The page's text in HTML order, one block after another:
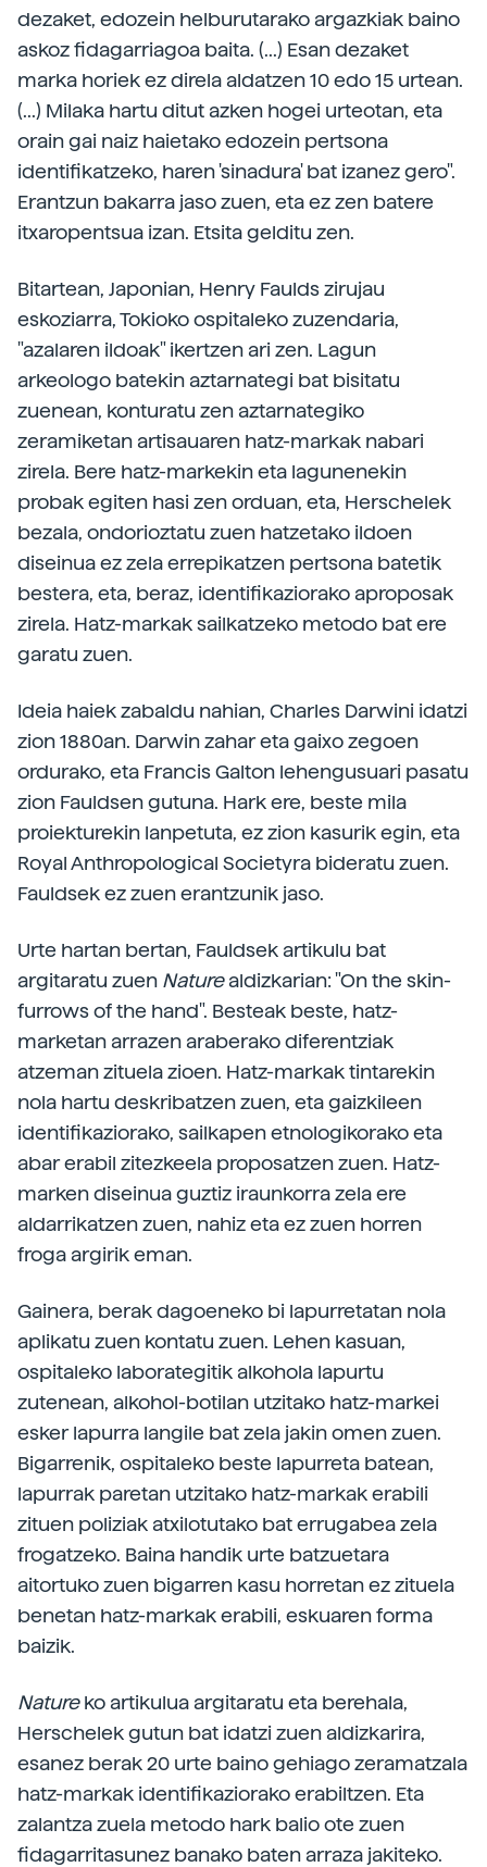
dezaket, edozein helburutarako argazkiak baino
askoz fidagarriagoa baita. (...) Esan dezaket
marka horiek ez direla aldatzen 10 edo 15 urtean.
(...) Milaka hartu ditut azken hogei urteotan, eta
orain gai naiz haietako edozein pertsona
identifikatzeko, haren 'sinadura' bat izanez gero".
Erantzun bakarra jaso zuen, eta ez zen batere
itxaropentsua izan. Etsita gelditu zen.
Bitartean, Japonian, Henry Faulds zirujau
eskoziarra, Tokioko ospitaleko zuzendaria,
"azalaren ildoak" ikertzen ari zen. Lagun
arkeologo batekin aztarnategi bat bisitatu
zuenean, konturatu zen aztarnategiko
zeramiketan artisauaren hatz-markak nabari
zirela. Bere hatz-markekin eta lagunenekin
probak egiten hasi zen orduan, eta, Herschelek
bezala, ondorioztatu zuen hatzetako ildoen
diseinua ez zela errepikatzen pertsona batetik
bestera, eta, beraz, identifikaziorako aproposak
zirela. Hatz-markak sailkatzeko metodo bat ere
garatu zuen.
Ideia haiek zabaldu nahian, Charles Darwini idatzi
zion 1880an. Darwin zahar eta gaixo zegoen
ordurako, eta Francis Galton lehengusuari pasatu
zion Fauldsen gutuna. Hark ere, beste mila
proiekturekin lanpetuta, ez zion kasurik egin, eta
Royal Anthropological Societyra bideratu zuen.
Fauldsek ez zuen erantzunik jaso.
Urte hartan bertan, Fauldsek artikulu bat
argitaratu zuen Naturealdizkarian: "On the skin-
furrows of the hand". Besteak beste, hatz-
marketan arrazen araberako diferentziak
atzeman zituela zioen. Hatz-markak tintarekin
nola hartu deskribatzen zuen, eta gaizkileen
identifikaziorako, sailkapen etnologikorako eta
abar erabil zitezkeela proposatzen zuen. Hatz-
marken diseinua guztiz iraunkorra zela ere
aldarrikatzen zuen, nahiz eta ez zuen horren
froga argirik eman.
Gainera, berak dagoeneko bi lapurretatan nola
aplikatu zuen kontatu zuen. Lehen kasuan,
ospitaleko laborategitik alkohola lapurtu
zutenean, alkohol-botilan utzitako hatz-markei
esker lapurra langile bat zela jakin omen zuen.
Bigarrenik, ospitaleko beste lapurreta batean,
lapurrak paretan utzitako hatz-markak erabili
zituen poliziak atxilotutako bat errugabea zela
frogatzeko. Baina handik urte batzuetara
aitortuko zuen bigarren kasu horretan ez zituela
benetan hatz-markak erabili, eskuaren forma
baizik.
Natureko artikulua argitaratu eta berehala,
Herschelek gutun bat idatzi zuen aldizkarira,
esanez berak 20 urte baino gehiago zeramatzala
hatz-markak identifikaziorako erabiltzen. Eta
zalantza zuela metodo hark balio ote zuen
fidagarritasunez banako baten arraza jakiteko.